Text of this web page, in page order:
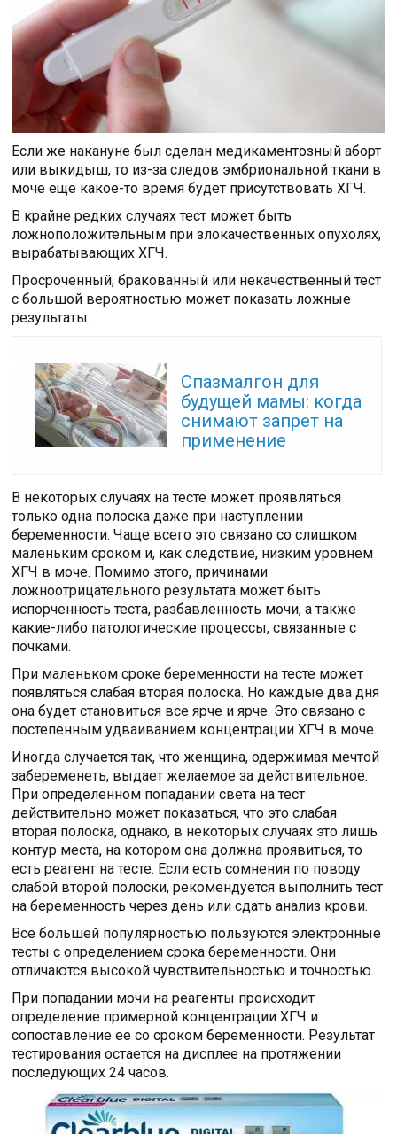
Если же накануне был сделан медикаментозный аборт
или выкидыш, то из-за следов эмбриональной ткани в
моче еще какое-то время будет присутствовать ХГЧ.
В крайне редких случаях тест может быть
ложноположительным при злокачественных опухолях,
вырабатывающих ХГЧ.
Просроченный, бракованный или некачественный тест
с большой вероятностью может показать ложные
результаты.
Спазмалгон для
будущей мамы: когда
снимают запрет на
применение
В некоторых случаях на тесте может проявляться
только одна полоска даже при наступлении
беременности. Чаще всего это связано со слишком
маленьким сроком и, как следствие, низким уровнем
ХГЧ в моче. Помимо этого, причинами
ложноотрицательного результата может быть
испорченность теста, разбавленность мочи, а также
какие-либо патологические процессы, связанные с
почками.
При маленьком сроке беременности на тесте может
появляться слабая вторая полоска. Но каждые два дня
она будет становиться все ярче и ярче. Это связано с
постепенным удваиванием концентрации ХГЧ в моче.
Иногда случается так, что женщина, одержимая мечтой
забеременеть, выдает желаемое за действительное.
При определенном попадании света на тест
действительно может показаться, что это слабая
вторая полоска, однако, в некоторых случаях это лишь
контур места, на котором она должна проявиться, то
есть реагент на тесте. Если есть сомнения по поводу
слабой второй полоски, рекомендуется выполнить тест
на беременность через день или сдать анализ крови.
Все большей популярностью пользуются электронные
тесты с определением срока беременности. Они
отличаются высокой чувствительностью и точностью.
При попадании мочи на реагенты происходит
определение примерной концентрации ХГЧ и
сопоставление ее со сроком беременности. Результат
тестирования остается на дисплее на протяжении
последующих 24 часов.